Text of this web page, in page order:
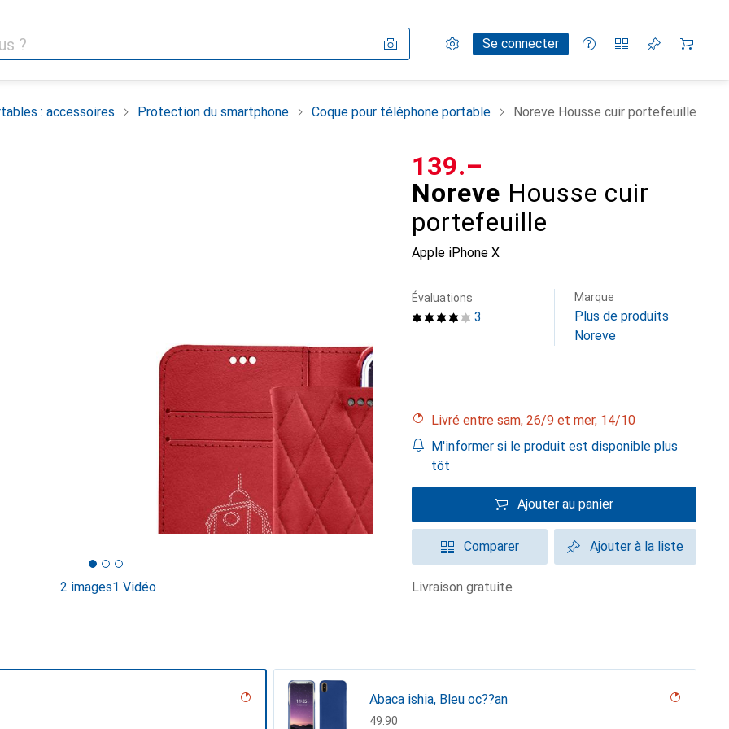
Paramètres
Compte clientSe connecter
Listes de comparaison
Listes d'envies
Panier
: accessoires Protection du smartphone Coque pour téléphone portable Noreve Housse cuir portefeuille
2 images1 Vidéo
Noreve Housse cuir
portefeuille
Apple iPhone X
CHF
139.–
3
Évaluations Marque
Plus de produits
Noreve
Livré entre sam, 26/9 et mer, 14/10
M'informer si le produit est disponible plus
tôt
Ajouter au panier
Comparer Ajouter à la liste
livraison gratuite
Abaca ishia, Bleu oc??an
CHF
49.90